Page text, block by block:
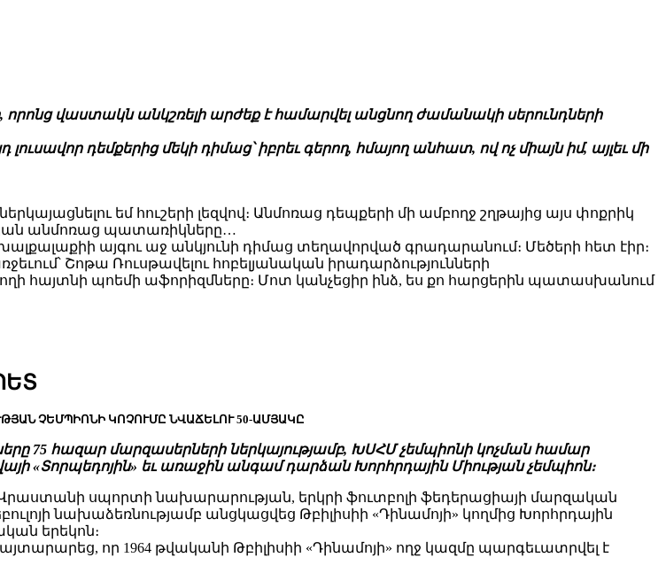
վաստակն անկշռելի արժեք է համարվել անցնող ժամանակի սերունդների
դեմքերից մեկի դիմաց՝ իբրեւ գերող, հմայող անհատ, ով ոչ միայն իմ, այլեւ մի
եմ հուշերի լեզվով։ Անմոռաց դեպքերի մի ամբողջ շղթայից այս փոքրիկ
անմոռաց պատառիկները…
այգու աջ անկյունի դիմաց տեղավորված գրադարանում։ Մեծերի հետ էիր։
Շոթա Ռուսթավելու հոբելյանական իրադարձությունների
պոեմի աֆորիզմները։ Մոտ կանչեցիր ինձ, ես քո հարցերին պատասխանում
ՉԵՄՊԻՈՆԻ ԿՈՉՈՒՄԸ ՆՎԱՃԵԼՈՒ 50-ԱՄՅԱԿԸ
75 հազար մարզասերների ներկայությամբ, ԽՍՀՄ չեմպիոնի կոչման համար
«Տորպեդոյին» եւ առաջին անգամ դարձան Խորհրդային Միության չեմպիոն։
Վրաստանի սպորտի նախարարության, երկրի ֆուտբոլի ֆեդերացիայի մարզական
նախաձեռնությամբ անցկացվեց Թբիլիսիի «Դինամոյի» կողմից Խորհրդային
երեկոն։
որ 1964 թվականի Թբիլիսիի «Դինամոյի» ողջ կազմը պարգեւատրվել է